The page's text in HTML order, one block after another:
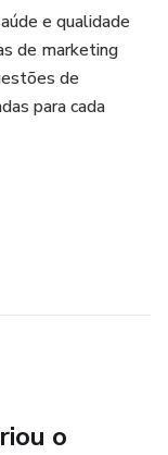
e qualidade
de marketing
de
para cada
é seu guia
acessível de
deixaram sem
o